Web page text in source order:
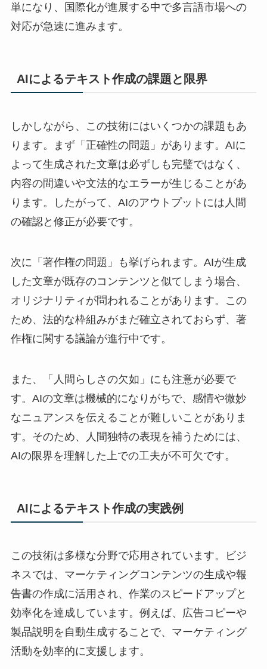
単になり、国際化が進展する中で多言語市場への
対応が急速に進みます。
AIによるテキスト作成の課題と限界
しかしながら、この技術にはいくつかの課題もあ
ります。まず「正確性の問題」があります。AIに
よって生成された文章は必ずしも完璧ではなく、
内容の間違いや文法的なエラーが生じることがあ
ります。したがって、AIのアウトプットには人間
の確認と修正が必要です。
次に「著作権の問題」も挙げられます。AIが生成
した文章が既存のコンテンツと似てしまう場合、
オリジナリティが問われることがあります。この
ため、法的な枠組みがまだ確立されておらず、著
作権に関する議論が進行中です。
また、「人間らしさの欠如」にも注意が必要で
す。AIの文章は機械的になりがちで、感情や微妙
なニュアンスを伝えることが難しいことがありま
す。そのため、人間独特の表現を補うためには、
AIの限界を理解した上での工夫が不可欠です。
AIによるテキスト作成の実践例
この技術は多様な分野で応用されています。ビジ
ネスでは、マーケティングコンテンツの生成や報
告書の作成に活用され、作業のスピードアップと
効率化を達成しています。例えば、広告コピーや
製品説明を自動生成することで、マーケティング
活動を効率的に支援します。